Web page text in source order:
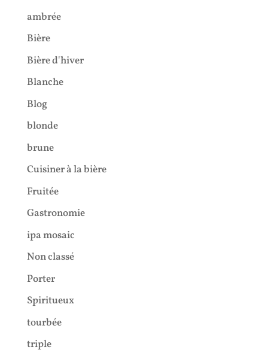
ambrée
Bière
Bière d'hiver
Blanche
Blog
blonde
brune
Cuisiner à la bière
Fruitée
Gastronomie
ipa mosaic
Non classé
Porter
Spiritueux
tourbée
triple